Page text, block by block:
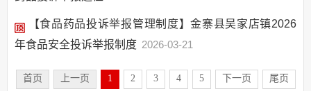
【食品药品投诉举报管理制度】金寨县吴家店镇2026
年食品安全投诉举报制度 2026-03-21
首页 上一页 1 2 3 4 5 下一页 尾页